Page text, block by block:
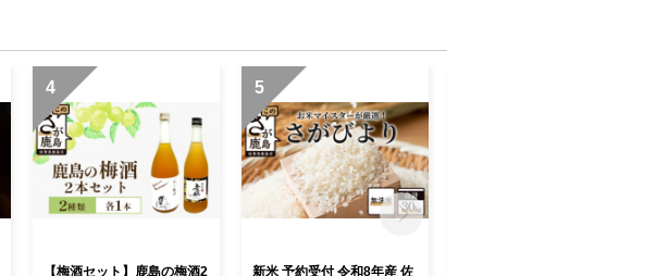
4
【梅酒セット】鹿島の梅酒2
5
新米 予約受付 令和8年産 佐